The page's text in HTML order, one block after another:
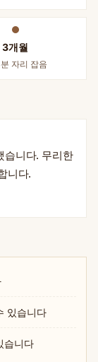
3개월
자리 잡음
습니다. 무리한
니다.
있습니다
습니다